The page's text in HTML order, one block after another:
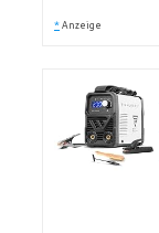
* Anzeige